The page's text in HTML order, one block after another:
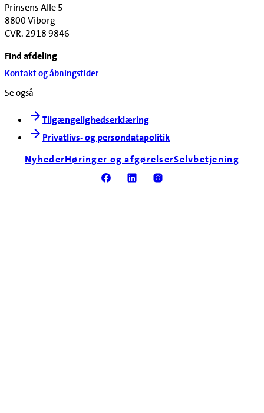
Prinsens Alle 5
8800 Viborg
CVR. 2918 9846
Find afdeling
Kontakt og åbningstider
Se også
Tilgængelighedserklæring
Privatlivs- og persondatapolitik
NyhederHøringer og afgørelserSelvbetjening